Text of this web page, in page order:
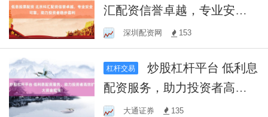
汇配资信誉卓越，专业安全
可靠，助力投资者稳步盈利
深圳配资网 153
杠杆交易
炒股杠杆平台 低利息
配资服务，助力投资者高效
扩大资金规模！
大通证券 135